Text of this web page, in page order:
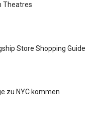
Theatres
Store Shopping Guide
zu NYC kommen